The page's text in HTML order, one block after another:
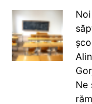
Ne